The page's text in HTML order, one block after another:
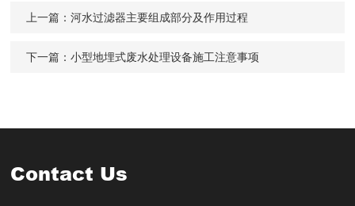
上一篇：河水过滤器主要组成部分及作用过程
下一篇：小型地埋式废水处理设备施工注意事项
Contact Us